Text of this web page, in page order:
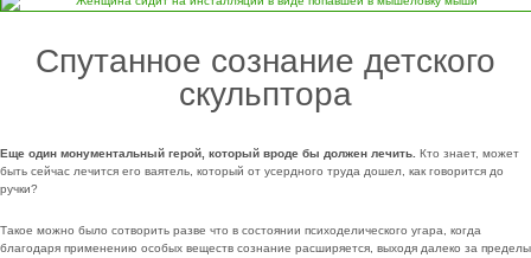
Спутанное сознание детского
скульптора
Еще один монументальный герой, который вроде бы должен лечить. Кто знает, может
быть сейчас лечится его ваятель, который от усердного труда дошел, как говорится до
ручки?
Такое можно было сотворить разве что в состоянии психоделического угара, когда
благодаря применению особых веществ сознание расширяется, выходя далеко за пределы